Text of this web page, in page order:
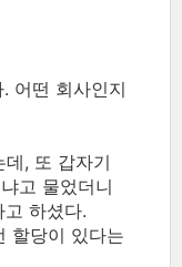
어떤 회사인지
, 또 갑자기
고 물었더니
하셨다.
할당이 있다는